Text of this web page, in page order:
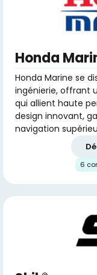
Honda
Honda Marine se
ingénierie, offrant
qui allient haute
design innovant,
navigation
6